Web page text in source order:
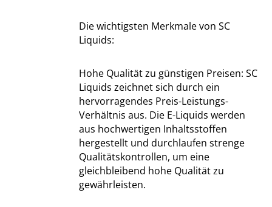
Die wichtigsten Merkmale von SC
Liquids:
Hohe Qualität zu günstigen Preisen: SC
Liquids zeichnet sich durch ein
hervorragendes Preis-Leistungs-
Verhältnis aus. Die E-Liquids werden
aus hochwertigen Inhaltsstoffen
hergestellt und durchlaufen strenge
Qualitätskontrollen, um eine
gleichbleibend hohe Qualität zu
gewährleisten.